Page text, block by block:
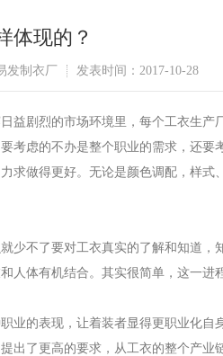
体现的？
发制衣厂 发表时间：2017-10-28
剧烈的市场环境里，每个工衣生产
考虑的不办是整个职业的需求，还要
求做得更好。无论是颜色调配，样式
少不了要对工衣真实的了解和知道，
人体有机结合。其实很简单，这一进
业的表现，让着装者显得更职业化自
出了更高的要求，从工衣的整个产业